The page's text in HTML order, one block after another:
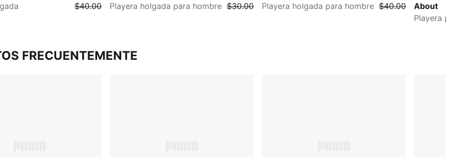
$40.00
Playera holgada para hombre $30.00
Playera holgada para hombre $40.00
About
Playera
FRECUENTEMENTE